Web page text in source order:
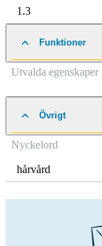
1.3
Funktioner
Utvalda egenskaper
Övrigt
Nyckelord
hårvård